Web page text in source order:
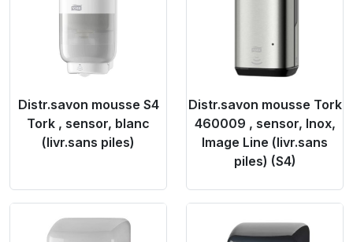
Distr.savon mousse S4
Tork , sensor, blanc
(livr.sans piles)
Distr.savon mousse Tork
460009 , sensor, Inox,
Image Line (livr.sans
piles) (S4)
Product Link Product Link